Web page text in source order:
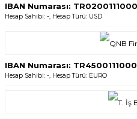
IBAN Numarası:
Hesap Sahibi: -, Hesap Türü: USD
IBAN Numarası:
Hesap Sahibi: -, Hesap Türü: EURO